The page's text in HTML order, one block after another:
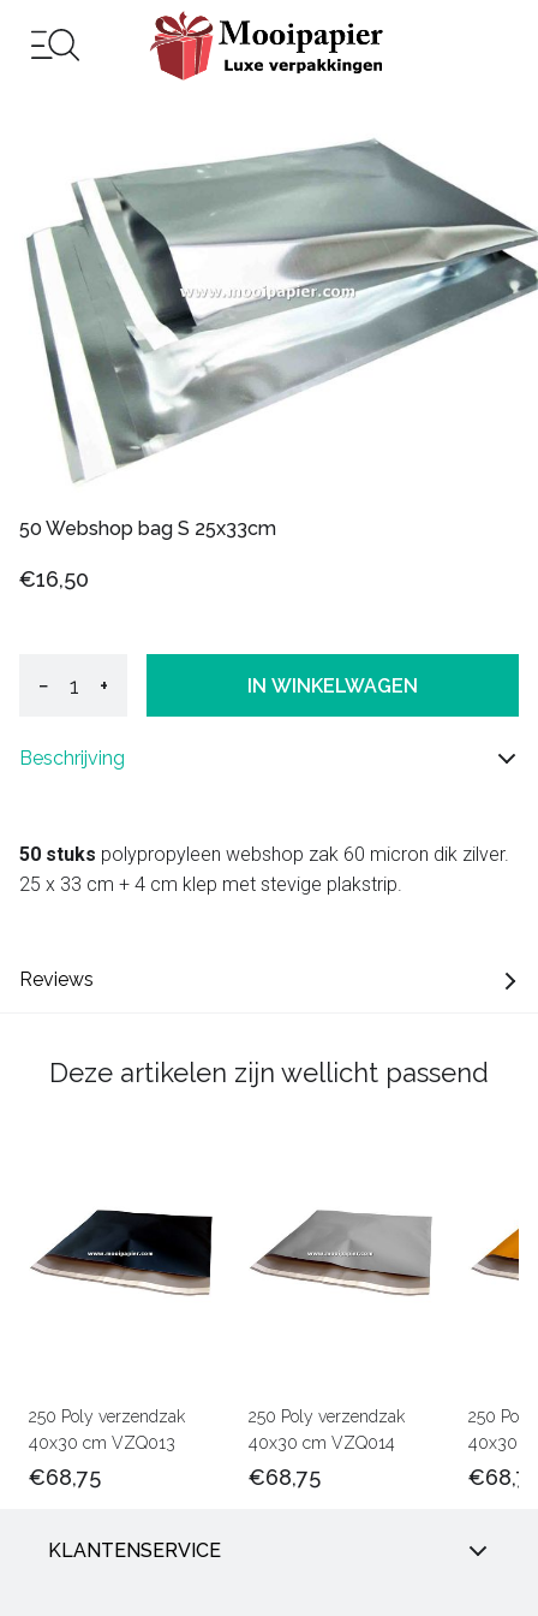
50 Webshop bag S 25x33cm
€16,50
− + IN WINKELWAGEN
Beschrijving
50 stuks polypropyleen webshop zak 60 micron dik zilver.
25 x 33 cm + 4 cm klep met stevige plakstrip.
Reviews
Deze artikelen zijn wellicht passend
250 Poly verzendzak
40x30 cm VZQ013
€68,75
250 Poly verzendzak
40x30 cm VZQ014
€68,75
250
40x30
KLANTENSERVICE